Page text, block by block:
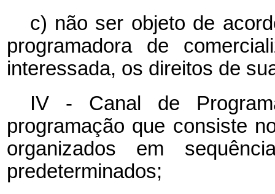
c) não ser objeto de
programadora de
interessada, os direitos de
IV - Canal de
programação que consiste
organizados em
predeterminados;